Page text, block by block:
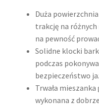
Duża
trakcję na różnych
na pewność
Solidne klocki
podczas
bezpieczeństwo
Trwała
wykonana z